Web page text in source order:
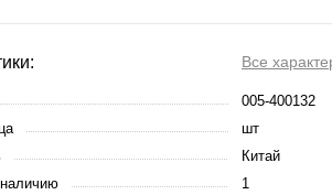
Все
005-400132
шт
Китай
1